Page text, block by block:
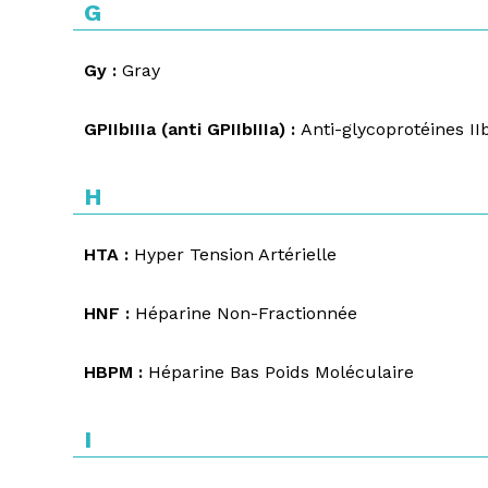
G
Gy : Gray
GPIIbIIIa (anti GPIIbIIIa) : Anti-glycoprotéines
H
HTA : Hyper Tension Artérielle
HNF : Héparine Non-Fractionnée
HBPM : Héparine Bas Poids Moléculaire
I